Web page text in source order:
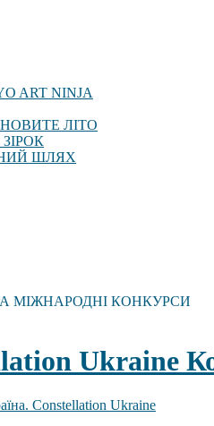
ART NINJA
ЛІТО
ШЛЯХ
МІЖНАРОДНІ КОНКУРСИ